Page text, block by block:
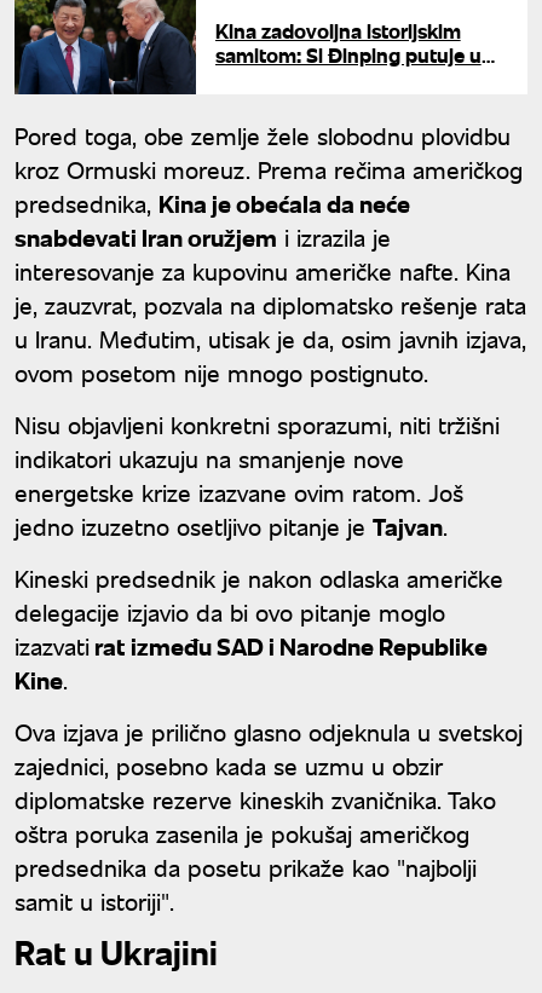
Kina zadovoljna istorijskim
samitom: Si Đinping putuje u
Pored toga, obe zemlje žele slobodnu plovidbu
kroz Ormuski moreuz. Prema rečima američkog
predsednika, Kina je obećala da neće
snabdevati Iran oružjem i izrazila je
interesovanje za kupovinu američke nafte. Kina
je, zauzvrat, pozvala na diplomatsko rešenje rata
u Iranu. Međutim, utisak je da, osim javnih izjava,
ovom posetom nije mnogo postignuto.
Nisu objavljeni konkretni sporazumi, niti tržišni
indikatori ukazuju na smanjenje nove
energetske krize izazvane ovim ratom. Još
jedno izuzetno osetljivo pitanje je Tajvan.
Kineski predsednik je nakon odlaska američke
delegacije izjavio da bi ovo pitanje moglo
izazvati rat između SAD i Narodne Republike
Kine.
Ova izjava je prilično glasno odjeknula u svetskoj
zajednici, posebno kada se uzmu u obzir
diplomatske rezerve kineskih zvaničnika. Tako
oštra poruka zasenila je pokušaj američkog
predsednika da posetu prikaže kao "najbolji
samit u istoriji".
Rat u Ukrajini